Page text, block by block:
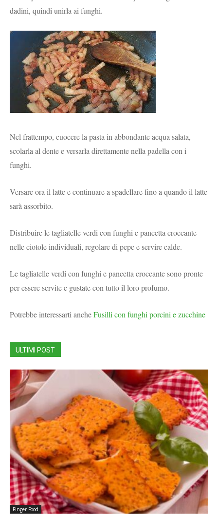
dadini, quindi unirla ai funghi.
Nel frattempo, cuocere la pasta in abbondante acqua salata,
scolarla al dente e versarla direttamente nella padella con i
funghi.
Versare ora il latte e continuare a spadellare fino a quando il latte
sarà assorbito.
Distribuire letagliatelle verdi con funghi e pancetta croccante
nelle ciotole individuali, regolare di pepe e servire calde.
Le tagliatelle verdi con funghi e pancetta croccante sono pronte
per essere servite e gustate con tutto il loro profumo.
Potrebbe interessarti ancheFusilli con funghi porcini e zucchine
ULTIMI POST
Finger Food